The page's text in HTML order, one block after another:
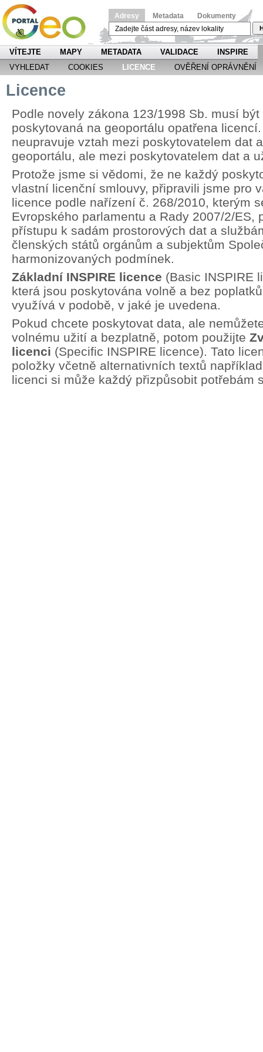
Adresy Metadata Dokumenty
VÍTEJTE MAPY METADATA VALIDACE
INSPIRE
VYHLEDAT
COOKIES LICENCE OVĚŘENÍ OPRÁVNĚNÍ
Licence
Podle novely zákona 123/1998 Sb. musí
poskytovaná na geoportálu opatřena
neupravuje vztah mezi poskytovatelem dat
geoportálu, ale mezi poskytovatelem dat a
Protože jsme si vědomi, že ne každý
vlastní licenční smlouvy, připravili jsme pro
licence podle nařízení č. 268/2010, kterým
Evropského parlamentu a Rady 2007/2/ES,
přístupu k sadám prostorových dat a
členských států orgánům a subjektům
harmonizovaných podmínek.
Základní INSPIRE licence (Basic INSPIRE
která jsou poskytována volně a bez
využívá v podobě, v jaké je uvedena.
Pokud chcete poskytovat data, ale
volnému užití a bezplatně, potom použijte
licenci (Specific INSPIRE licence). Tato
položky včetně alternativních textů
licenci si může každý přizpůsobit potřebám